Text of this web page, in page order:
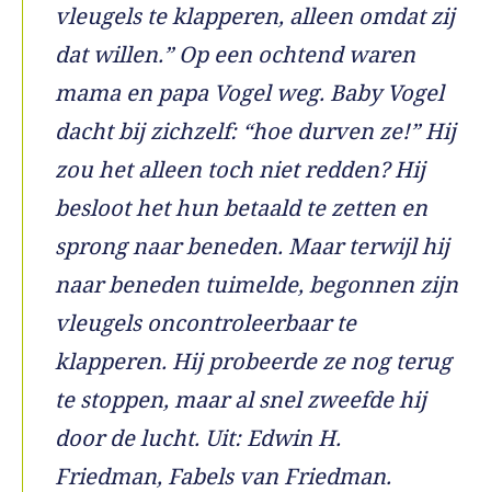
vleugels te klapperen, alleen omdat zij
dat willen.” Op een ochtend waren
mama en papa Vogel weg. Baby Vogel
dacht bij zichzelf: “hoe durven ze!” Hij
zou het alleen toch niet redden? Hij
besloot het hun betaald te zetten en
sprong naar beneden. Maar terwijl hij
naar beneden tuimelde, begonnen zijn
vleugels oncontroleerbaar te
klapperen. Hij probeerde ze nog terug
te stoppen, maar al snel zweefde hij
door de lucht. Uit: Edwin H.
Friedman, Fabels van Friedman.